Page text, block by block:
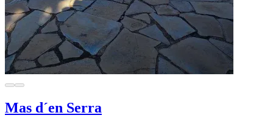
Mas d´en Serra